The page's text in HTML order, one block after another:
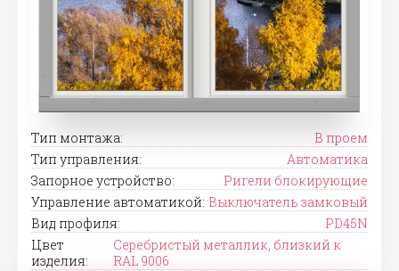
Тип монтажа:
В проем
Тип управления:
Автоматика
Запорное устройство:
Ригели блокирующие
Управление автоматикой: Выключатель замковый
Вид профиля:
PD45N
Цвет
изделия:
Серебристый металлик, близкий к
RAL 9006